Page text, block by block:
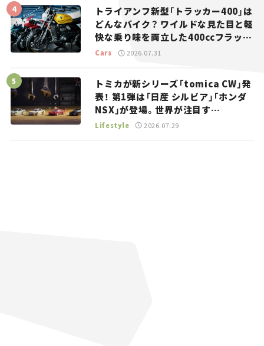
トライアンフ新型「トラッカー400」は
どんなバイク？ ワイルドな見た目と軽
快な乗り味を両立した400ccフラット
トラッカー【試乗レビュー】
Cars 2026.07.31
トミカが新シリーズ「tomica CW」発
表！ 第1弾は「日産 シルビア」「ホンダ
NSX」が登場。世界が注目す
る“JDM”に焦点【クルマとホビー】
Lifestyle 2026.07.29